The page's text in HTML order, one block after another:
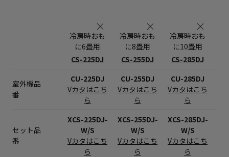
冷房時おも
に6畳用
CS-225DJ
冷房時おも
に8畳用
CS-255DJ
冷房時おも
に10畳用
CS-285DJ
室外機品
番
CU-225DJ
Vカタはこち
ら
CU-255DJ
Vカタはこち
ら
CU-285DJ
Vカタはこち
ら
セット品
番
XCS-225DJ-
W/S
Vカタはこち
ら
XCS-255DJ-
W/S
Vカタはこち
ら
XCS-285DJ-
W/S
Vカタはこち
ら